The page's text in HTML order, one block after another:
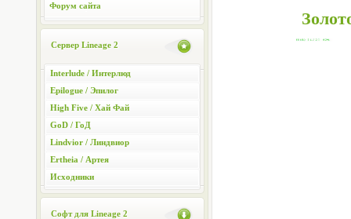
Форум сайта
Сервер Lineage 2
Interlude / Интерлюд
Epilogue / Эпилог
High Five / Хай Фай
GoD / ГоД
Lindvior / Линдвиор
Ertheia / Артея
Исходники
Софт для Lineage 2